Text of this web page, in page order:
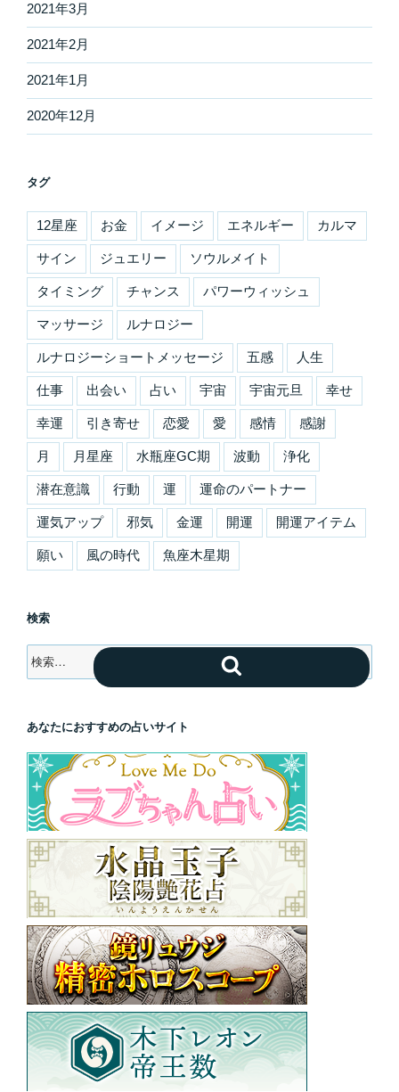
2021年3月
2021年2月
2021年1月
2020年12月
タグ
12星座 お金 イメージ エネルギー カルマ
サイン ジュエリー ソウルメイト
タイミング チャンス パワーウィッシュ
マッサージ ルナロジー
ルナロジーショートメッセージ 五感 人生
仕事 出会い 占い 宇宙 宇宙元旦 幸せ
幸運 引き寄せ 恋愛 愛 感情 感謝
月 月星座 水瓶座GC期 波動 浄化
潜在意識 行動 運 運命のパートナー
運気アップ 邪気 金運 開運 開運アイテム
願い 風の時代 魚座木星期
検索
検
索:
索
あなたにおすすめの占いサイト